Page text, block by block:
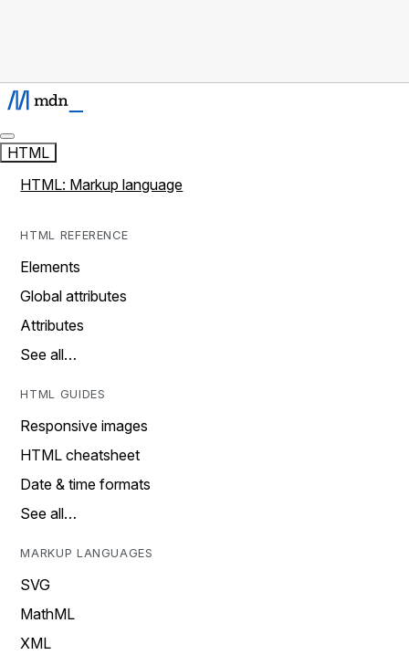
HTML
HTML: Markup language
HTML REFERENCE
Elements
Global attributes
Attributes
See all…
HTML GUIDES
Responsive images
HTML cheatsheet
Date & time formats
See all…
MARKUP LANGUAGES
SVG
MathML
XML